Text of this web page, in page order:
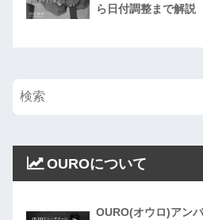
ら日付調整まで解説
OUROについて
OURO(オウロ)アン